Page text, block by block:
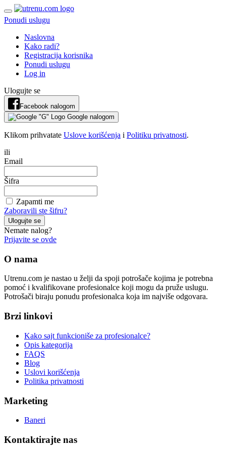
Ponudi uslugu
Naslovna
Kako radi?
Registracija korisnika
Ponudi uslugu
Log in
Ulogujte se
Facebook nalogom
Google nalogom
Klikom prihvatate Uslove korišćenja i Politiku privatnosti.
ili
Email
Šifra
Zapamti me
Zaboravili ste šifru?
Ulogujte se
Nemate nalog?
Prijavite se ovde
O nama
Utrenu.com je nastao u želji da spoji potrošače kojima je potrebna
pomoć i kvalifikovane profesionalce koji mogu da pruže uslugu.
Potrošači biraju ponudu profesionalca koja im najviše odgovara.
Brzi linkovi
Kako sajt funkcioniše za profesionalce?
Opis kategorija
FAQS
Blog
Uslovi korišćenja
Politika privatnosti
Marketing
Baneri
Kontaktirajte nas